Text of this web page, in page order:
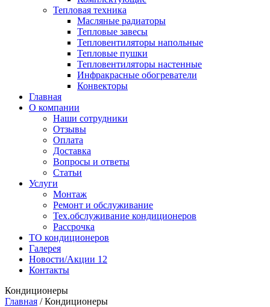
Тепловая техника
Масляные радиаторы
Тепловые завесы
Тепловентиляторы напольные
Тепловые пушки
Тепловентиляторы настенные
Инфракрасные обогреватели
Конвекторы
Главная
О компании
Наши сотрудники
Отзывы
Оплата
Доставка
Вопросы и ответы
Статьи
Услуги
Монтаж
Ремонт и обслуживание
Тех.обслуживание кондиционеров
Рассрочка
ТО кондиционеров
Галерея
Новости/Акции 12
Контакты
Кондиционеры
Главная /Кондиционеры